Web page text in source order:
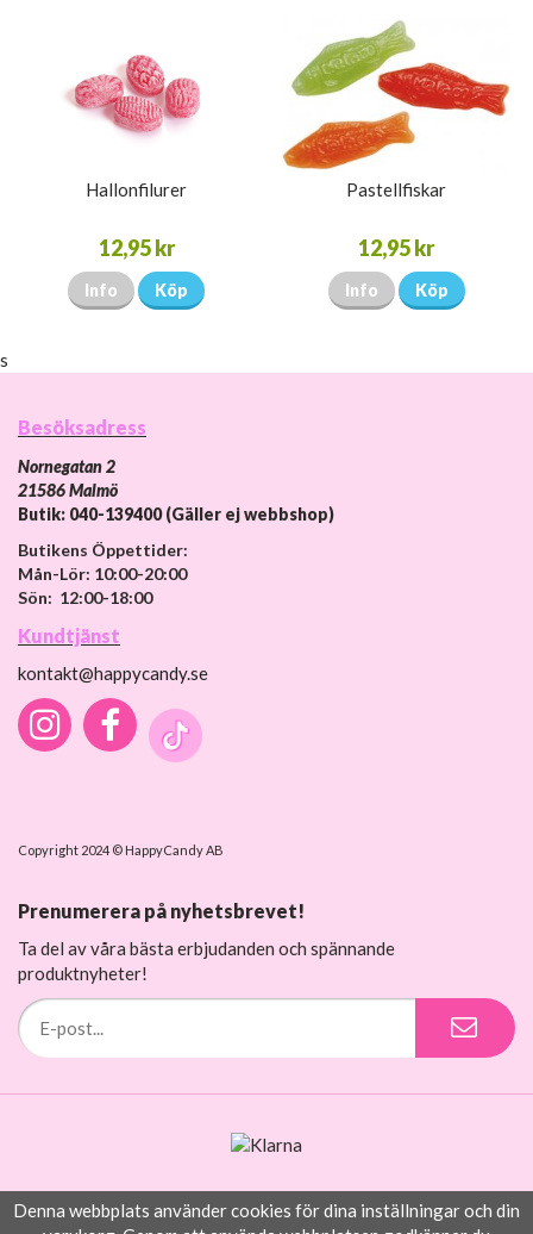
Hallonfilurer
12,95 kr
Info Köp
Pastellfiskar
12,95 kr
Info Köp
s
Besöksadress
Nornegatan 2
21586 Malmö
Butik: 040-139400 (Gäller ej webbshop)
Butikens Öppettider:
Mån-Lör: 10:00-20:00
Sön: 12:00-18:00
Kundtjänst
kontakt@happycandy.se
Copyright 2024 © HappyCandy AB
Prenumerera på nyhetsbrevet!
Ta del av våra bästa erbjudanden och spännande
produktnyheter!
Drift & produktion:Wikinggruppen
Denna webbplats använder cookies för dina inställningar och din